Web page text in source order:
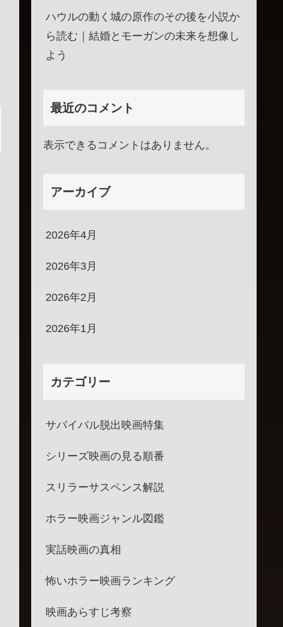
ハウルの動く城の原作のその後を小説か
ら読む｜結婚とモーガンの未来を想像し
よう
最近のコメント
表示できるコメントはありません。
アーカイブ
2026年4月
2026年3月
2026年2月
2026年1月
カテゴリー
サバイバル脱出映画特集
シリーズ映画の見る順番
スリラーサスペンス解説
ホラー映画ジャンル図鑑
実話映画の真相
怖いホラー映画ランキング
映画あらすじ考察